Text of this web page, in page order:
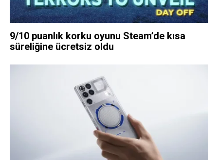
9/10 puanlık korku oyunu Steam’de kısa
süreliğine ücretsiz oldu